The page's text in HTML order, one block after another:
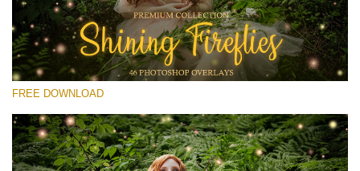
โปรดเลือก
Small 800*533px
Shining Fireflies
FREE DOWNLOAD